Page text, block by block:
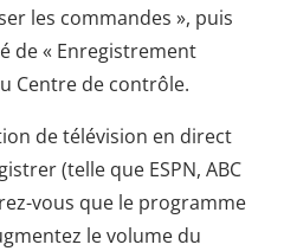
les commandes », puis
de « Enregistrement
Centre de contrôle.
de télévision en direct
(telle que ESPN, ABC
vous que le programme
le volume du